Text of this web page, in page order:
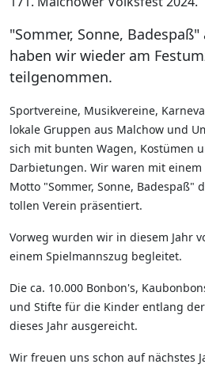
"Sommer, Sonne, Badespaß"
haben wir wieder am
teilgenommen.
Sportvereine, Musikvereine,
lokale Gruppen aus Malchow und
sich mit bunten Wagen, Kostümen
Darbietungen. Wir waren mit
Motto "Sommer, Sonne, Badespaß"
tollen Verein präsentiert.
Vorweg wurden wir in diesem Jahr
einem Spielmannszug begleitet.
Die ca. 10.000 Bonbon's,
und Stifte für die Kinder entlang
dieses Jahr ausgereicht.
Wir freuen uns schon auf nächstes